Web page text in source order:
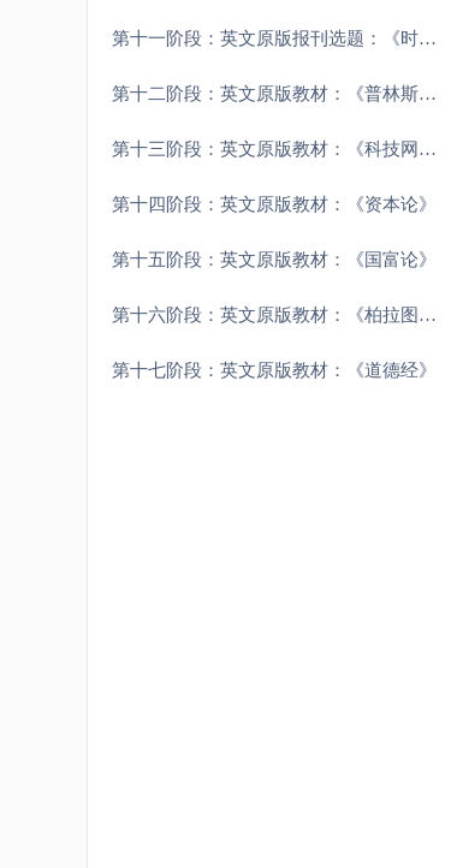
第十一阶段：英文原版报刊选题：《时代周刊times》选题
第十二阶段：英文原版教材：《普林斯顿微积分读本》
第十三阶段：英文原版教材：《科技网站官方文档》
第十四阶段：英文原版教材：《资本论》
第十五阶段：英文原版教材：《国富论》
第十六阶段：英文原版教材：《柏拉图：理想国，西方哲学源头》
第十七阶段：英文原版教材：《道德经》